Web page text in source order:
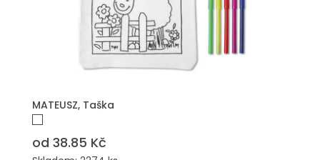
MATEUSZ, Taška
od 38.85 Kč